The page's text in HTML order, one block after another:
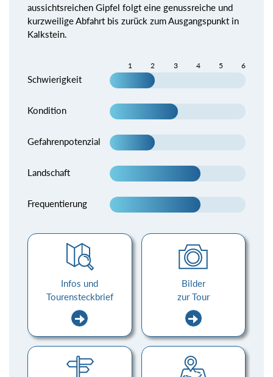
aussichtsreichen Gipfel folgt eine genussreiche und
kurzweilige Abfahrt bis zurück zum Ausgangspunkt in
Kalkstein.
1 2 3 4 5 6
Schwierigkeit
Kondition
Gefahrenpotenzial
Landschaft
Frequentierung
Infos und
Tourensteckbrief
Bilder
zur Tour